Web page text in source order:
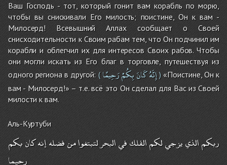
Ваш Господь - тот, который гонит вам корабль по морю,
чтобы вы снискивали Его милость; поистине, Он к вам -
Милосерд! Всевышний Аллах сообщает о Своей
снисходительности к Своим рабам тем, что Он подчинил им
корабли и облегчил их для интересов Своих рабов. Чтобы
они могли искать из Его благ в торговле, путешествуя из
одного региона в другой: ( إِنَّهُكَانَبِكُمْرَحِيمًا )«Поистине, Он к
вам - Милосерд!» – т.е. всё это Он сделал для Вас из Своей
милости к вам.
Аль-Куртуби
ربكمالذييزجيلكمالفلكفيالبحرلتبتغوامنفضلهإنهكانبكم
رحيما